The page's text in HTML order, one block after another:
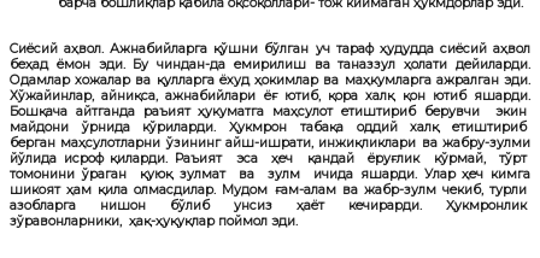
Сиёсий аҳвол. Ажнабийларга қўшни бўлган уч тараф ҳудудда сиёсий аҳвол
беҳад ёмон эди. Бу чиндан-да емирилиш ва таназзул ҳолати дейиларди.
Одамлар хожалар ва қулларга ёхуд ҳокимлар ва маҳкумларга ажралган эди.
Хўжайинлар, айниқса, ажнабийлари ёғ ютиб, қора халқ қон ютиб яшарди.
Бошқача айтганда раъият ҳукуматга маҳсулот етиштириб берувчи экин
майдони ўрнида кўриларди. Ҳукмрон табақа оддий халқ етиштириб
берган маҳсулотларни ўзининг айш-ишрати, инжиқликлари ва жабру-зулми
йўлида исроф қиларди. Раъият эса ҳеч қандай ёруғлик кўрмай, тўрт
томонини ўраган қуюқ зулмат ва зулм ичида яшарди. Улар ҳеч кимга
шикоят ҳам қила олмасдилар. Мудом ғам-алам ва жабр-зулм чекиб, турли
азобларга нишон бўлиб унсиз ҳаёт кечирарди. Ҳукмронлик
зўравонларники, ҳақ-ҳуқуқлар поймол эди.